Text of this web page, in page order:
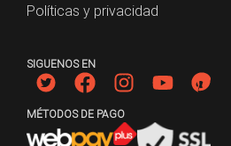
Políticas y privacidad
SIGUENOS EN
MÉTODOS DE PAGO